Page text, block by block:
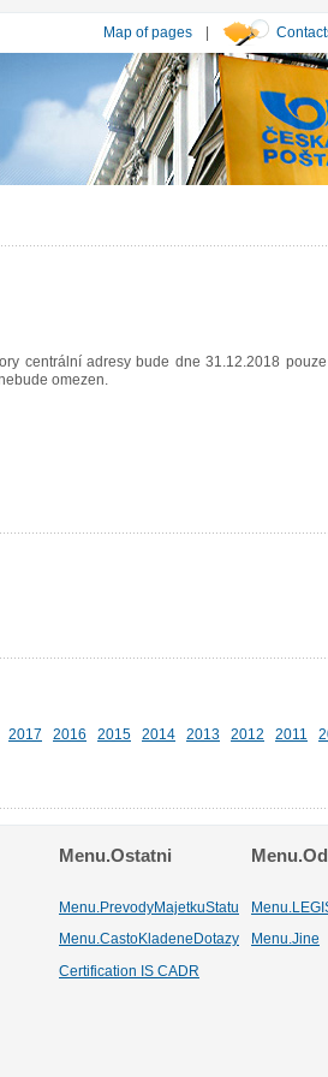
Map of pages |
centrální adresy bude dne 31.12.2018 pouze
omezen.
2017 2016 2015 2014 2013 2012 2011
Menu.Ostatni
Menu.PrevodyMajetkuStatu
Menu.CastoKladeneDotazy Menu.Jine
Certification IS CADR